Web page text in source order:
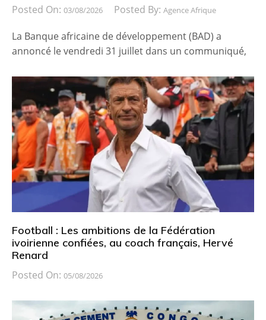
Posted On: 03/08/2026 Posted By: Agence Afrique
La Banque africaine de développement (BAD) a
annoncé le vendredi 31 juillet dans un communiqué,
Football : Les ambitions de la Fédération
ivoirienne confiées, au coach français, Hervé
Renard
Posted On: 05/08/2026